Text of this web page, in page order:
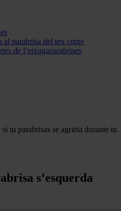
al parabrisa del teu cotxe
de l’eixugaparabrises
si tu parabrisas se agrieta durante tu
s’esquerda